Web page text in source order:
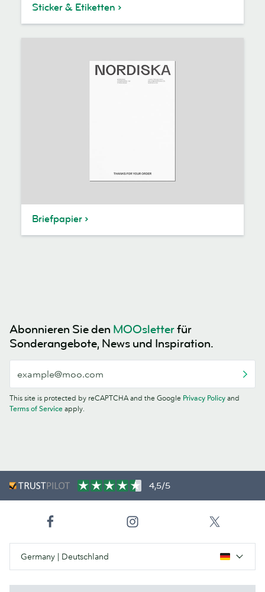
Sticker & Etiketten
Briefpapier
Abonnieren Sie den MOOsletterfür
Sonderangebote, News und Inspiration.
This site is protected by reCAPTCHA and the Google Privacy Policy and
Terms of Service apply.
4,5/5
Germany | Deutschland